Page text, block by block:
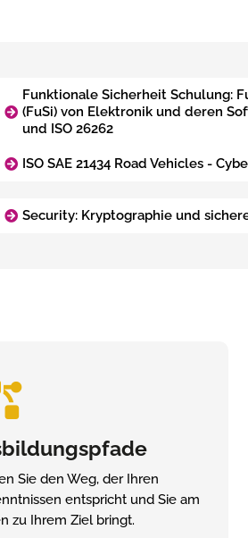
Funktionale Sicherheit Schulung:
(FuSi) von Elektronik und deren
und ISO 26262
ISO SAE 21434 Road Vehicles -
Security: Kryptographie und
Sie den Weg, der Ihren
entspricht und Sie am
zu Ihrem Ziel bringt.